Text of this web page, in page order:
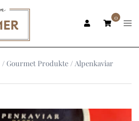
0
/ Gourmet Produkte / Alpenkaviar